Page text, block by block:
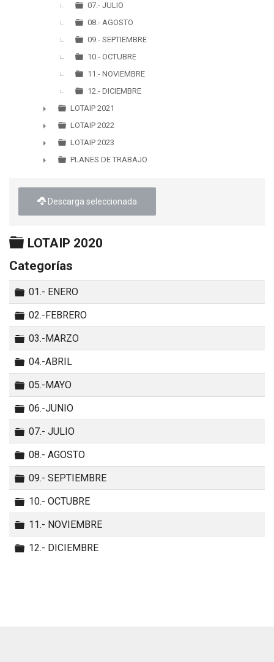
07.- JULIO
08.- AGOSTO
09.- SEPTIEMBRE
10.- OCTUBRE
11.- NOVIEMBRE
12.- DICIEMBRE
►
LOTAIP 2021
►
LOTAIP 2022
►
LOTAIP 2023
PLANES DE TRABAJO
Descarga seleccionada
Carpeta
LOTAIP 2020
Categorías
Carpeta
01.- ENERO
Carpeta
02.-FEBRERO
Carpeta
03.-MARZO
Carpeta
04.-ABRIL
Carpeta
05.-MAYO
Carpeta
06.-JUNIO
Carpeta
07.- JULIO
Carpeta
08.- AGOSTO
Carpeta
09.- SEPTIEMBRE
Carpeta
10.- OCTUBRE
Carpeta
11.- NOVIEMBRE
Carpeta
12.- DICIEMBRE